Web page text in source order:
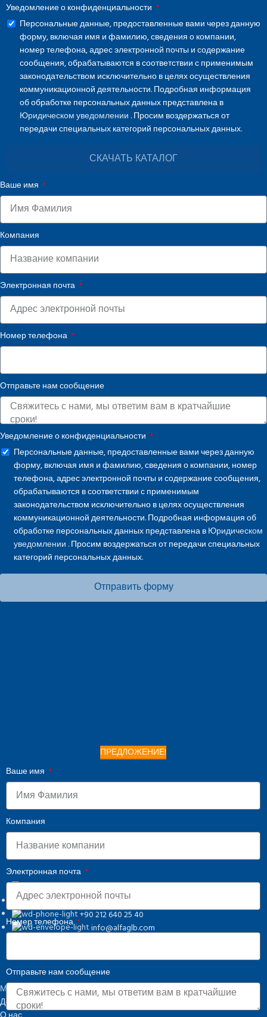
Уведомление о конфиденциальности
Персональные данные, предоставленные вами через данную
форму, включая имя и фамилию, сведения о компании,
номер телефона, адрес электронной почты и содержание
сообщения, обрабатываются в соответствии с применимым
законодательством исключительно в целях осуществления
коммуникационной деятельности. Подробная информация
об обработке персональных данных представлена в
Юридическом уведомлении . Просим воздержаться от
передачи специальных категорий персональных данных.
СКАЧАТЬ КАТАЛОГ
Ваше имя
Компания
Электронная почта
Номер телефона
Отправьте нам сообщение
Уведомление о конфиденциальности
Персональные данные, предоставленные вами через данную
форму, включая имя и фамилию, сведения о компании, номер
телефона, адрес электронной почты и содержание сообщения,
обрабатываются в соответствии с применимым
законодательством исключительно в целях осуществления
коммуникационной деятельности. Подробная информация об
обработке персональных данных представлена вЮридическом
уведомлении . Просим воздержаться от передачи специальных
категорий персональных данных.
Отправить форму
Osmangazi, 140. Sk. NO:2, 34522 Esenyurt/İstanbul
+90 212 640 25 40
info@alfaglb.com
ПРЕДЛОЖЕНИЕ!
Ваше имя
Компания
Электронная почта
Номер телефона
Отправьте нам сообщение
МЕНЮ
Домашняя